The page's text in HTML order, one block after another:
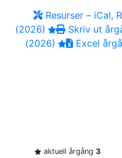
Resurser – iCal,
(2026)
Skriv ut
(2026)
Excel
aktuell årgång 3